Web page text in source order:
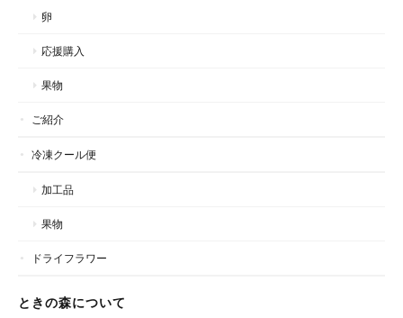
卵
応援購入
果物
ご紹介
冷凍クール便
加工品
果物
ドライフラワー
ときの森について